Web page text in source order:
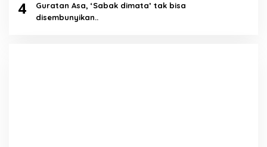
4
Guratan Asa, ‘Sabak dimata’ tak bisa
disembunyikan..